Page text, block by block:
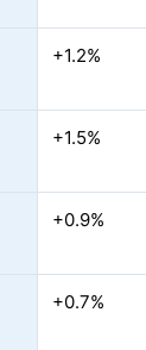
+1.2%
+1.5%
+0.9%
+0.7%